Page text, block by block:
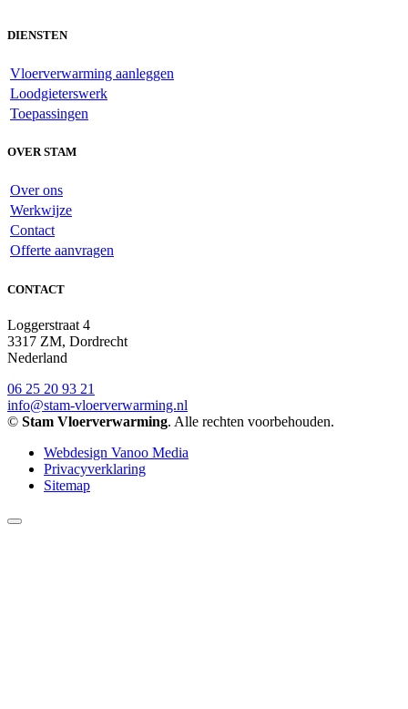
DIENSTEN
Vloerverwarming aanleggen
Loodgieterswerk
Toepassingen
OVER STAM
Over ons
Werkwijze
Contact
Offerte aanvragen
CONTACT
Loggerstraat 4
3317 ZM, Dordrecht
Nederland
06 25 20 93 21
info@stam-vloerverwarming.nl
© Stam Vloerverwarming. Alle rechten voorbehouden.
Webdesign Vanoo Media
Privacyverklaring
Sitemap